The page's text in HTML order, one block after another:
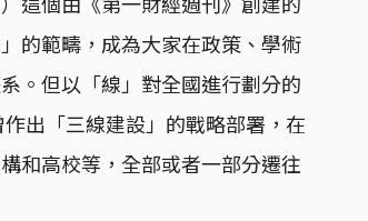
的範疇，成為大家在政策、學術
。但以「線」對全國進行劃分的
出「三線建設」的戰略部署，在
和高校等，全部或者一部分遷往